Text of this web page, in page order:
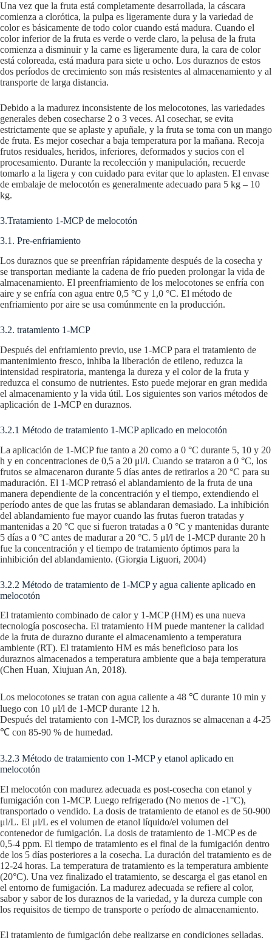
Una vez que la fruta está completamente desarrollada, la cáscara
comienza a clorótica, la pulpa es ligeramente dura y la variedad de
color es básicamente de todo color cuando está madura. Cuando el
color inferior de la fruta es verde o verde claro, la pelusa de la fruta
comienza a disminuir y la carne es ligeramente dura, la cara de color
está coloreada, está madura para siete u ocho. Los duraznos de estos
dos períodos de crecimiento son más resistentes al almacenamiento y al
transporte de larga distancia.
Debido a la madurez inconsistente de los melocotones, las variedades
generales deben cosecharse 2 o 3 veces. Al cosechar, se evita
estrictamente que se aplaste y apuñale, y la fruta se toma con un mango
de fruta. Es mejor cosechar a baja temperatura por la mañana. Recoja
frutos residuales, heridos, inferiores, deformados y sucios con el
procesamiento. Durante la recolección y manipulación, recuerde
tomarlo a la ligera y con cuidado para evitar que lo aplasten. El envase
de embalaje de melocotón es generalmente adecuado para 5 kg – 10
kg.
3.Tratamiento 1-MCP de melocotón
3.1. Pre-enfriamiento
Los duraznos que se preenfrían rápidamente después de la cosecha y
se transportan mediante la cadena de frío pueden prolongar la vida de
almacenamiento. El preenfriamiento de los melocotones se enfría con
aire y se enfría con agua entre 0,5 °C y 1,0 °C. El método de
enfriamiento por aire se usa comúnmente en la producción.
3.2. tratamiento 1-MCP
Después del enfriamiento previo, use 1-MCP para el tratamiento de
mantenimiento fresco, inhiba la liberación de etileno, reduzca la
intensidad respiratoria, mantenga la dureza y el color de la fruta y
reduzca el consumo de nutrientes. Esto puede mejorar en gran medida
el almacenamiento y la vida útil. Los siguientes son varios métodos de
aplicación de 1-MCP en duraznos.
3.2.1 Método de tratamiento 1-MCP aplicado en melocotón
La aplicación de 1-MCP fue tanto a 20 como a 0 °C durante 5, 10 y 20
h y en concentraciones de 0,5 a 20 μl/l. Cuando se trataron a 0 °C, los
frutos se almacenaron durante 5 días antes de retirarlos a 20 °C para su
maduración. El 1-MCP retrasó el ablandamiento de la fruta de una
manera dependiente de la concentración y el tiempo, extendiendo el
período antes de que las frutas se ablandaran demasiado. La inhibición
del ablandamiento fue mayor cuando las frutas fueron tratadas y
mantenidas a 20 °C que si fueron tratadas a 0 °C y mantenidas durante
5 días a 0 °C antes de madurar a 20 °C. 5 μl/l de 1-MCP durante 20 h
fue la concentración y el tiempo de tratamiento óptimos para la
inhibición del ablandamiento. (Giorgia Liguori, 2004)
3.2.2 Método de tratamiento de 1-MCP y agua caliente aplicado en
melocotón
El tratamiento combinado de calor y 1-MCP (HM) es una nueva
tecnología poscosecha. El tratamiento HM puede mantener la calidad
de la fruta de durazno durante el almacenamiento a temperatura
ambiente (RT). El tratamiento HM es más beneficioso para los
duraznos almacenados a temperatura ambiente que a baja temperatura
(Chen Huan, Xiujuan An, 2018).
Los melocotones se tratan con agua caliente a 48 ℃ durante 10 min y
luego con 10 μl/l de 1-MCP durante 12 h.
Después del tratamiento con 1-MCP, los duraznos se almacenan a 4-25
℃ con 85-90 % de humedad.
3.2.3 Método de tratamiento con 1-MCP y etanol aplicado en
melocotón
El melocotón con madurez adecuada es post-cosecha con etanol y
fumigación con 1-MCP. Luego refrigerado (No menos de -1°C),
transportado o vendido. La dosis de tratamiento de etanol es de 50-900
μl/L. El μl/L es el volumen de etanol líquido/el volumen del
contenedor de fumigación. La dosis de tratamiento de 1-MCP es de
0,5-4 ppm. El tiempo de tratamiento es el final de la fumigación dentro
de los 5 días posteriores a la cosecha. La duración del tratamiento es de
12-24 horas. La temperatura de tratamiento es la temperatura ambiente
(20°C). Una vez finalizado el tratamiento, se descarga el gas etanol en
el entorno de fumigación. La madurez adecuada se refiere al color,
sabor y sabor de los duraznos de la variedad, y la dureza cumple con
los requisitos de tiempo de transporte o período de almacenamiento.
El tratamiento de fumigación debe realizarse en condiciones selladas.